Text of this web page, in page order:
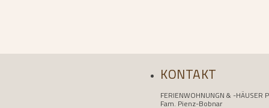
KONTAKT
FERIENWOHNUNGN & -HÄUSER
Fam. Pienz-Bobnar